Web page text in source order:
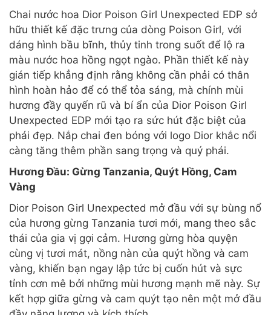
Chai nước hoa Dior Poison Girl Unexpected EDP sở
hữu thiết kế đặc trưng của dòng Poison Girl, với
dáng hình bầu bĩnh, thủy tinh trong suốt để lộ ra
màu nước hoa hồng ngọt ngào. Phần thiết kế này
gián tiếp khẳng định rằng không cần phải có thân
hình hoàn hảo để có thể tỏa sáng, mà chính mùi
hương đầy quyến rũ và bí ẩn của Dior Poison Girl
Unexpected EDP mới tạo ra sức hút đặc biệt của
phái đẹp. Nắp chai đen bóng với logo Dior khắc nổi
càng tăng thêm phần sang trọng và quý phái.
Hương Đầu: Gừng Tanzania, Quýt Hồng, Cam
Vàng
Dior Poison Girl Unexpected mở đầu với sự bùng nổ
của hương gừng Tanzania tươi mới, mang theo sắc
thái của gia vị gợi cảm. Hương gừng hòa quyện
cùng vị tươi mát, nồng nàn của quýt hồng và cam
vàng, khiến bạn ngay lập tức bị cuốn hút và sực
tỉnh cơn mê bởi những mùi hương mạnh mẽ này. Sự
kết hợp giữa gừng và cam quýt tạo nên một mở đầu